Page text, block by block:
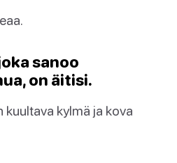
sanoo
on äitisi.
kuultava kylmä ja kova